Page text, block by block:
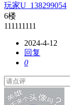
玩家U_138299054
6楼
111111111
2024-4-12
回复
0